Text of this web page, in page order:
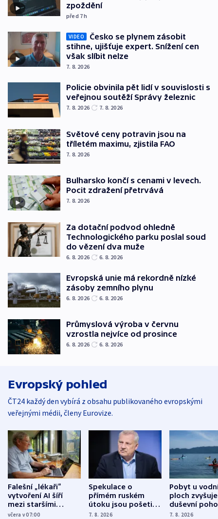
zpoždění
před 7h
VIDEO
Česko se plynem zásobit
stihne, ujišťuje expert. Snížení cen
však slíbit nelze
7. 8. 2026
Policie obvinila pět lidí v souvislosti s
veřejnou soutěží Správy železnic
7. 8. 2026 7. 8. 2026
Světové ceny potravin jsou na
tříletém maximu, zjistila FAO
7. 8. 2026
Bulharsko končí s cenami v levech.
Pocit zdražení přetrvává
7. 8. 2026
Za dotační podvod ohledně
Technologického parku poslal soud
do vězení dva muže
6. 8. 2026 6. 8. 2026
Evropská unie má rekordně nízké
zásoby zemního plynu
6. 8. 2026 6. 8. 2026
Průmyslová výroba v červnu
vzrostla nejvíce od prosince
6. 8. 2026 6. 8. 2026
Evropský pohled
ČT24 každý den vybírá z obsahu publikovaného evropskými
veřejnými médii, členy Eurovize.
Falešní „lékaři“
vytvoření AI šíří
mezi staršími
Poláky nebezpečné
včera v 07:00
Spekulace o
přímém ruském
útoku jsou pošetilé,
míní estonský
7. 8. 2026
Pobyt u
ploch zvyšuje
duševní
ukázala
7. 8. 2026